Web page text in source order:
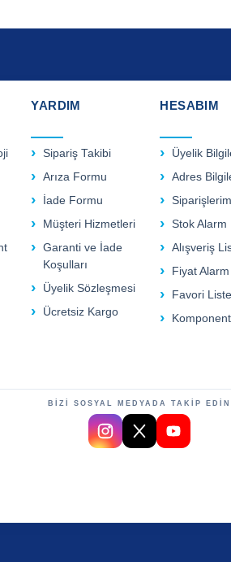
YARDIM
Sipariş Takibi
Arıza Formu
İade Formu
Müşteri Hizmetleri
Garanti ve İade
Koşulları
Üyelik Sözleşmesi
Ücretsiz Kargo
HESABIM
Üyelik
Adres
Siparişlerim
Stok Alarm
Alışveriş
Fiyat
Favori
BİZİ SOSYAL MEDYADA TAKİP EDİN